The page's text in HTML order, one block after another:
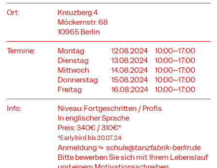
Ort:
Kreuzberg 4
Möckernstr. 68
10965 Berlin
Termine:
Montag 12.08.2024
10:00–17:00
Dienstag
13.08.2024
10:00–17:00
Mittwoch
14.08.2024
10:00–17:00
Donnerstag
15.08.2024
10:00–17:00
Freitag
16.08.2024
10:00–17:00
Info:
Niveau: Fortgeschritten / Profis
In englischer Sprache
Preis: 340€ / 310€*
*Early bird bis 20.07.24
Anmeldung ↪ schule@tanzfabrik-berlin.de
Bitte bewerben Sie sich mit Ihrem Lebenslauf
COOKIE-EINSTELLUNGEN
Wir verwenden Cookies und Inhalte externer Anbieter auf
unserer Website. Notwendige Cookies sind essenziell, damit
Sie die Website nutzen können. Andere Cookies helfen uns,
jederzeit widerrufen. Bitte besuchen Sie unsere
Datenschutzerklärung für weitere Informationen. Unten
können Sie auswählen, welche Technologien Sie zulassen
Externe Medien
Statistiken
Nur notwendige Alle akzeptieren Speichern